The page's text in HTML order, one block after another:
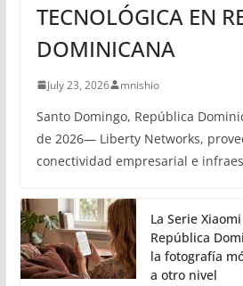
TECNOLÓGICA EN
DOMINICANA
July 23, 2026 mnishio
Santo Domingo, República
de 2026— Liberty Networks,
conectividad empresarial e
La Serie
República
la fotografía
a otro nivel